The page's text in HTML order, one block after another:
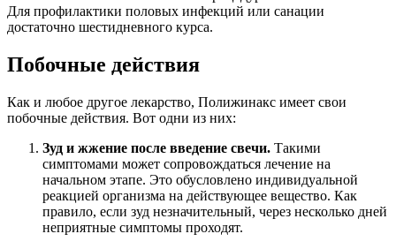
Для профилактики половых инфекций или санации
достаточно шестидневного курса.
Побочные действия
Как и любое другое лекарство, Полижинакс имеет свои
побочные действия. Вот одни из них:
Зуд и жжение после введение свечи. Такими
симптомами может сопровождаться лечение на
начальном этапе. Это обусловлено индивидуальной
реакцией организма на действующее вещество. Как
правило, если зуд незначительный, через несколько дней
неприятные симптомы проходят.